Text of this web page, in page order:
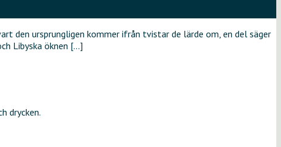
den ursprungligen kommer ifrån tvistar de lärde om, en del säger
Libyska öknen […]
drycken.